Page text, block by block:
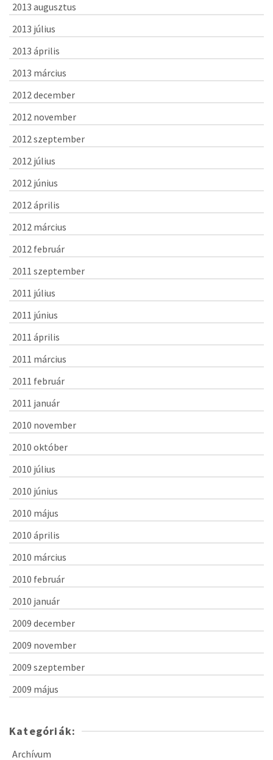
2013 augusztus
2013 július
2013 április
2013 március
2012 december
2012 november
2012 szeptember
2012 július
2012 június
2012 április
2012 március
2012 február
2011 szeptember
2011 július
2011 június
2011 április
2011 március
2011 február
2011 január
2010 november
2010 október
2010 július
2010 június
2010 május
2010 április
2010 március
2010 február
2010 január
2009 december
2009 november
2009 szeptember
2009 május
Kategóriák:
Archívum